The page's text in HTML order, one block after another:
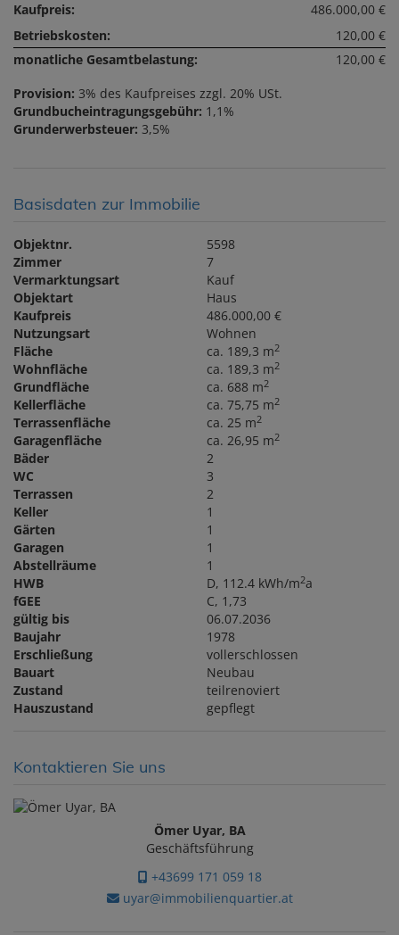
Kaufpreis:
486.000,00 €
Betriebskosten:
120,00 €
monatliche Gesamtbelastung:
120,00 €
Provision: 3% des Kaufpreises zzgl. 20% USt.
Grundbucheintragungsgebühr: 1,1%
Grunderwerbsteuer: 3,5%
Basisdaten zur Immobilie
Objektnr.
5598
Zimmer
7
Vermarktungsart
Kauf
Objektart
Haus
Kaufpreis
486.000,00 €
Nutzungsart
Wohnen
Fläche
ca. 189,3 m2
Wohnfläche ca. 189,3 m2
Grundfläche ca. 688 m2
Kellerfläche ca. 75,75 m2
Terrassenfläche ca. 25 m2
Garagenfläche ca. 26,95 m2
Bäder
2
WC
3
Terrassen
2
Keller
1
Gärten
1
Garagen
1
Abstellräume
1
HWB
D, 112.4 kWh/m2a
fGEE
C, 1,73
gültig bis
06.07.2036
Baujahr
1978
Erschließung
vollerschlossen
Bauart
Neubau
Zustand
teilrenoviert
Hauszustand
gepflegt
Kontaktieren Sie uns
Ömer Uyar, BA
Geschäftsführung
+43699 171 059 18
uyar@immobilienquartier.at